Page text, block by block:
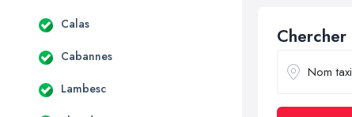
Calas
Cabannes
Lambesc